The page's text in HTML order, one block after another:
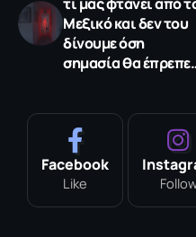
τι μας φτάνει από
Μεξικό και δεν του
δίνουμε όση
σημασία θα
Facebook
Like